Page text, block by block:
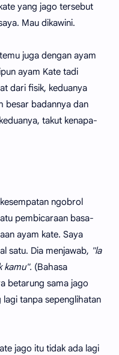
yang jago tersebut
Mau dikawini.
juga dengan ayam
ayam Kate tadi
dari fisik, keduanya
besar badannya dan
takut kenapa-
ngobrol
pembicaraan basa-
ayam kate. Saya
satu. Dia menjawab, "la
kamu". (Bahasa
betarung sama jago
tanpa sepenglihatan
jago itu tidak ada lagi